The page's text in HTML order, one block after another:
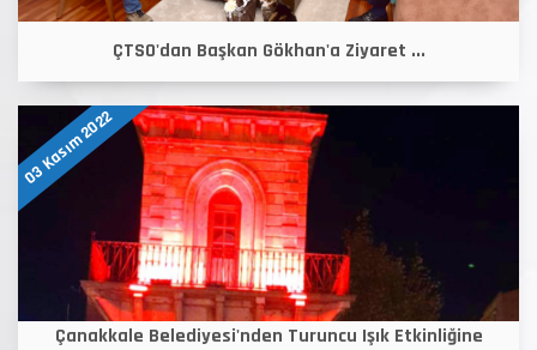
ÇTSO'dan Başkan Gökhan'a Ziyaret ...
03 Kasım 2022
Çanakkale Belediyesi'nden Turuncu Işık Etkinliğine